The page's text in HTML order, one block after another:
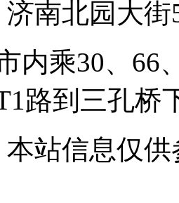
南北园大
内乘30、66
路到三孔桥
站信息仅